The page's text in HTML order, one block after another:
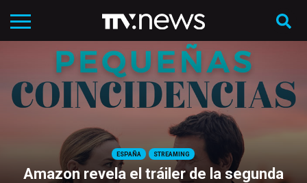
ESPAÑA STREAMING
Amazon revela el tráiler de la segunda